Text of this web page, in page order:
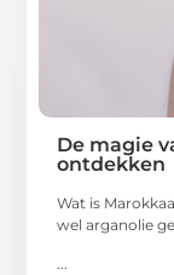
De magie
ontdekken
Wat is
wel arganolie
...